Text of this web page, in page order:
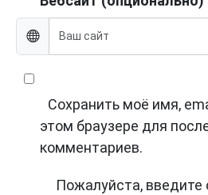
Сохранить моё имя,
этом браузере для
комментариев.
Пожалуйста, введите